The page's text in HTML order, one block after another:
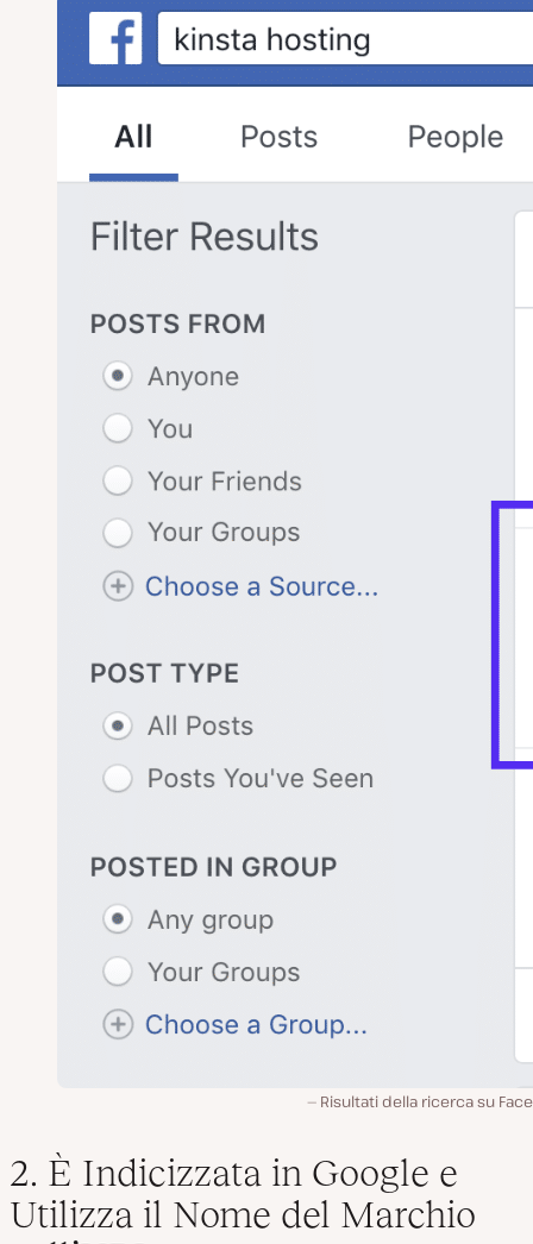
Risultati della ricerca su
2. È Indicizzata in Google e
Utilizza il Nome del Marchio